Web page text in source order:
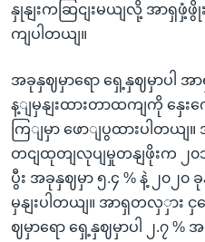
နှုနျးကဆြငျးမယျလို့ အာရှဖှံ့
ကျပါတယျ။
အခုနှဈမှာရော ရှေ့နှဈမှာပါ အ
န့ျမှနျးထားတာထကျကို နှေး
ကြျမှာ ဖောျပွထားပါတယျ
တငျထုတျလုပျမှုတနျဖိုးက ၂၀
ပွီး အခုနှဈမှာ ၅.၄ % နဲ့ ၂၀၂၀
မှနျးပါတယျ။ အာရှတလှှား ငှ
ဈမှာရော ရှေ့နှဈမှာပါ ၂.၇